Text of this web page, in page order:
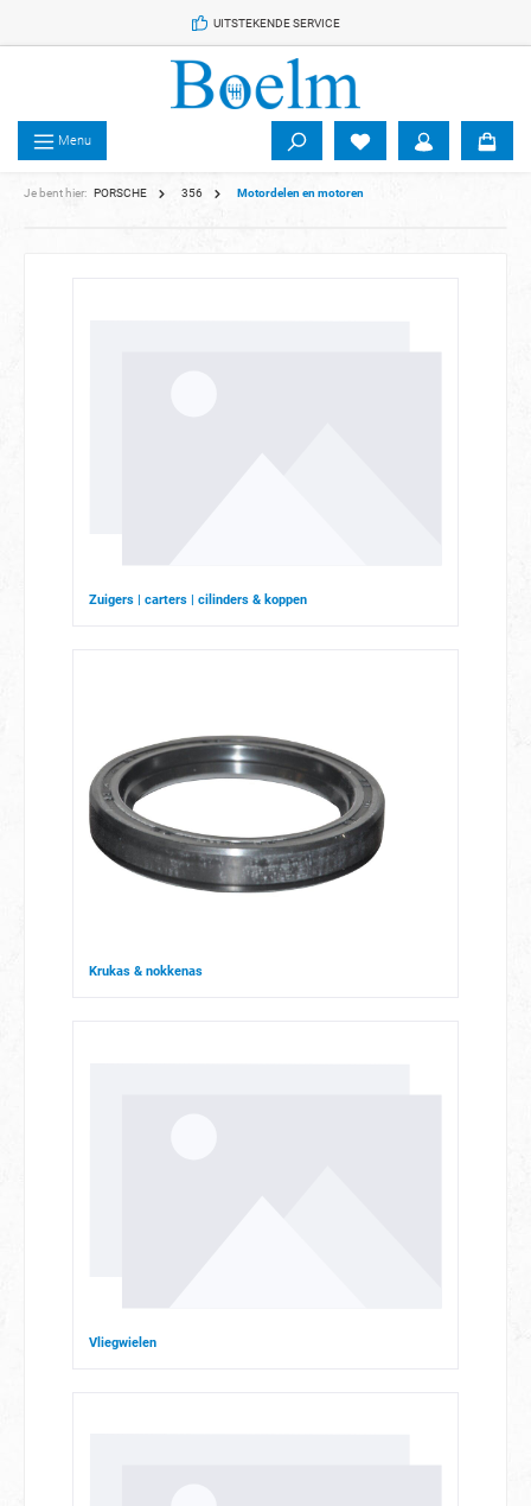
UITSTEKENDE SERVICE
Menu
Je bent hier: PORSCHE 356 Motordelen en motoren
Zuigers | carters | cilinders & koppen
Krukas & nokkenas
Vliegwielen